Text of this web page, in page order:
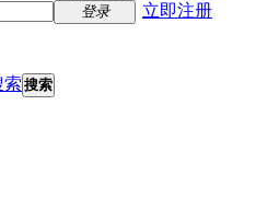
登录 立即注册
索 搜索